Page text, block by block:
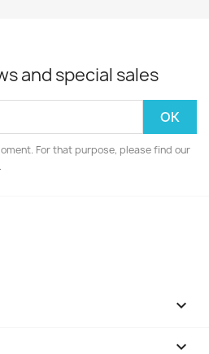
and special sales
For that purpose, please find our

